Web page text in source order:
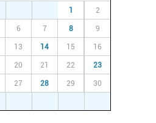
1 2
6 7 8 9
13 14 15 16
20 21 22 23
27 28 29 30